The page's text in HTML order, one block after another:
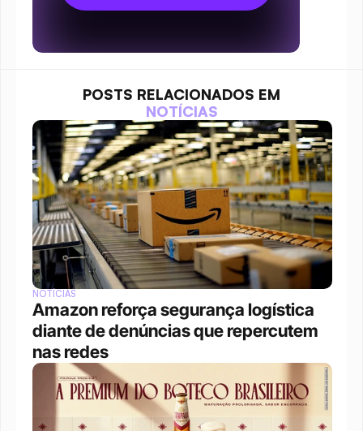
POSTS RELACIONADOS EM
NOTÍCIAS
NOTÍCIAS
Amazon reforça segurança logística
diante de denúncias que repercutem
nas redes